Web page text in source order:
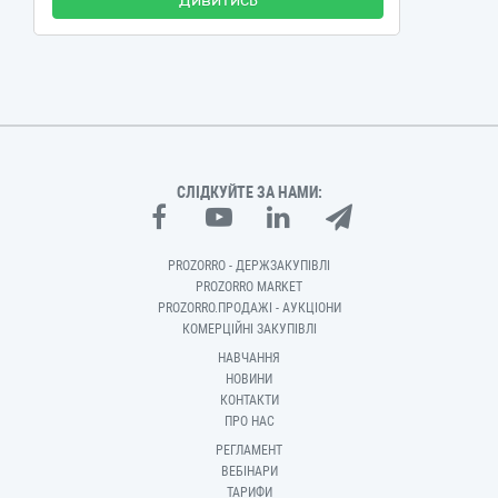
СЛІДКУЙТЕ ЗА НАМИ:
PROZORRO - ДЕРЖЗАКУПІВЛІ
PROZORRO MARKET
PROZORRO.ПРОДАЖІ - АУКЦІОНИ
КОМЕРЦІЙНІ ЗАКУПІВЛІ
НАВЧАННЯ
НОВИНИ
КОНТАКТИ
ПРО НАС
РЕГЛАМЕНТ
ВЕБІНАРИ
ТАРИФИ